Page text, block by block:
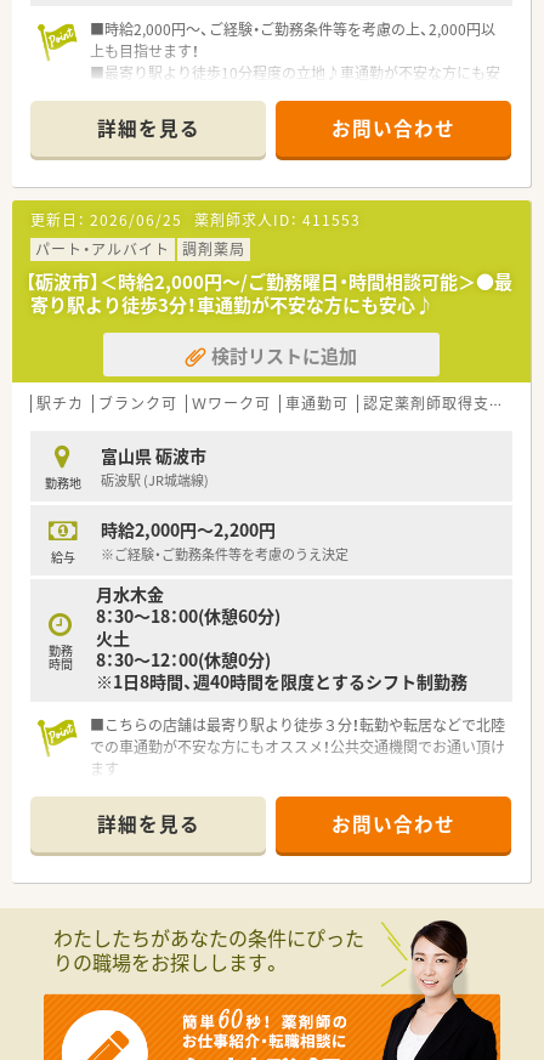
■時給2,000円～、ご経験・ご勤務条件等を考慮の上、2,000円以
上も目指せます！
■最寄り駅より徒歩10分程度の立地♪車通勤が不安な方にも安
詳細を見る お問い合わせ
更新日： 2026/06/25 薬剤師求人ID： 411553
パート・アルバイト
調剤薬局
【砺波市】＜時給2,000円～/ご勤務曜日・時間相談可能＞●最
寄り駅より徒歩3分！車通勤が不安な方にも安心♪
検討リストに追加
駅チカ ブランク可 Ｗワーク可 車通勤可 認定薬剤師取得支援あり
勤務地
富山県 砺波市
砺波駅 (JR城端線)
給与
時給2,000円～2,200円
※ご経験・ご勤務条件等を考慮のうえ決定
勤務
時間
月水木金
8：30～18：00(休憩60分)
火土
8：30～12：00(休憩0分)
※1日8時間、週40時間を限度とするシフト制勤務
■こちらの店舗は最寄り駅より徒歩３分！転勤や転居などで北陸
での車通勤が不安な方にもオススメ！公共交通機関でお通い頂け
ます
詳細を見る お問い合わせ
わたしたちがあなたの条件にぴった
りの職場をお探しします。